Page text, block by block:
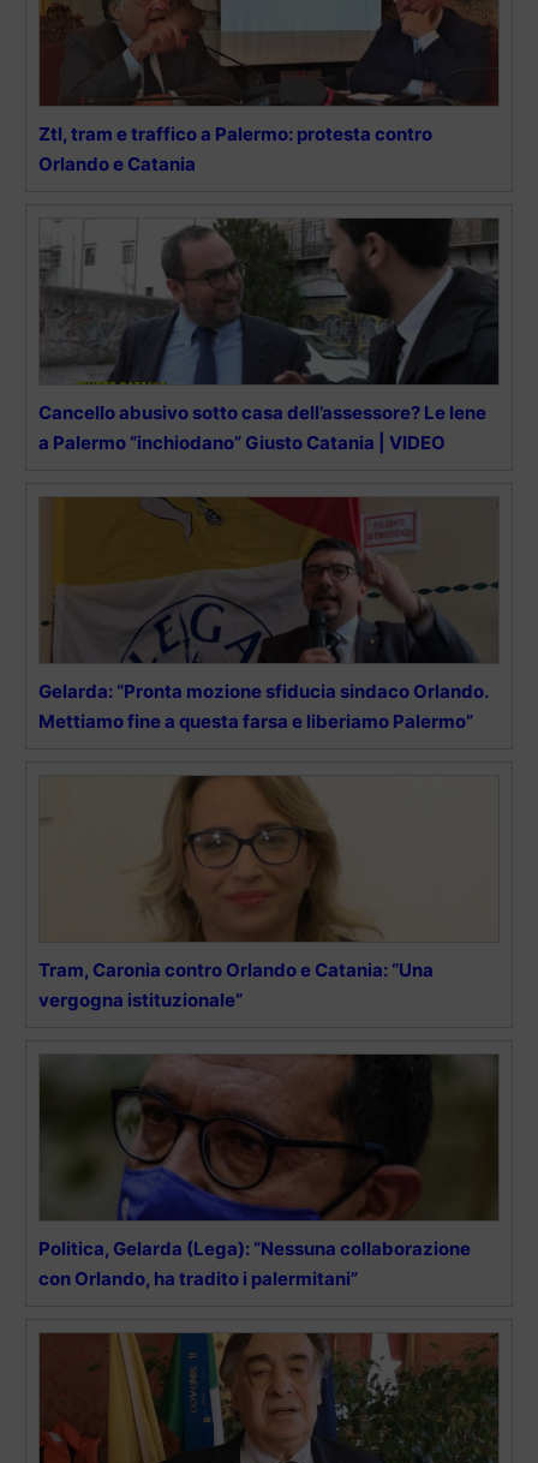
Ztl, tram e traffico a Palermo: protesta contro
Orlando e Catania
Cancello abusivo sotto casa dell’assessore? Le Iene
a Palermo “inchiodano” Giusto Catania | VIDEO
Gelarda: “Pronta mozione sfiducia sindaco Orlando.
Mettiamo fine a questa farsa e liberiamo Palermo”
Tram, Caronia contro Orlando e Catania: “Una
vergogna istituzionale”
Politica, Gelarda (Lega): “Nessuna collaborazione
con Orlando, ha tradito i palermitani”